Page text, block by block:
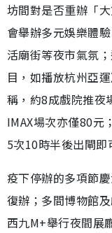
坊間對是否重辦「
會舉辦多元娛樂體
活廟街等夜市氣氛
目，如播放杭州亞
稱，約8成戲院推夜
IMAX場次亦僅80元
5次10時半後出閘即
疫下停辦的多項節
復辦；多間博物館
西九M+舉行夜間展